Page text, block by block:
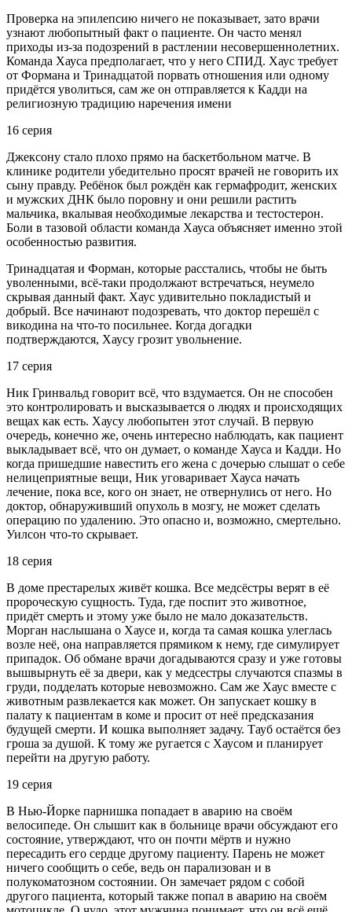
Проверка на эпилепсию ничего не показывает, зато врачи
узнают любопытный факт о пациенте. Он часто менял
приходы из-за подозрений в растлении несовершеннолетних.
Команда Хауса предполагает, что у него СПИД. Хаус требует
от Формана и Тринадцатой порвать отношения или одному
придётся уволиться, сам же он отправляется к Кадди на
религиозную традицию наречения имени
16 серия
Джексону стало плохо прямо на баскетбольном матче. В
клинике родители убедительно просят врачей не говорить их
сыну правду. Ребёнок был рождён как гермафродит, женских
и мужских ДНК было поровну и они решили растить
мальчика, вкалывая необходимые лекарства и тестостерон.
Боли в тазовой области команда Хауса объясняет именно этой
особенностью развития.
Тринадцатая и Форман, которые расстались, чтобы не быть
уволенными, всё-таки продолжают встречаться, неумело
скрывая данный факт. Хаус удивительно покладистый и
добрый. Все начинают подозревать, что доктор перешёл с
викодина на что-то посильнее. Когда догадки
подтверждаются, Хаусу грозит увольнение.
17 серия
Ник Гринвальд говорит всё, что вздумается. Он не способен
это контролировать и высказывается о людях и происходящих
вещах как есть. Хаусу любопытен этот случай. В первую
очередь, конечно же, очень интересно наблюдать, как пациент
выкладывает всё, что он думает, о команде Хауса и Кадди. Но
когда пришедшие навестить его жена с дочерью слышат о себе
нелицеприятные вещи, Ник уговаривает Хауса начать
лечение, пока все, кого он знает, не отвернулись от него. Но
доктор, обнаруживший опухоль в мозгу, не может сделать
операцию по удалению. Это опасно и, возможно, смертельно.
Уилсон что-то скрывает.
18 серия
В доме престарелых живёт кошка. Все медсёстры верят в её
пророческую сущность. Туда, где поспит это животное,
придёт смерть и этому уже было не мало доказательств.
Морган наслышана о Хаусе и, когда та самая кошка улеглась
возле неё, она направляется прямиком к нему, где симулирует
припадок. Об обмане врачи догадываются сразу и уже готовы
вышвырнуть её за двери, как у медсестры случаются спазмы в
груди, подделать которые невозможно. Сам же Хаус вместе с
животным развлекается как может. Он запускает кошку в
палату к пациентам в коме и просит от неё предсказания
будущей смерти. И кошка выполняет задачу. Тауб остаётся без
гроша за душой. К тому же ругается с Хаусом и планирует
перейти на другую работу.
19 серия
В Нью-Йорке парнишка попадает в аварию на своём
велосипеде. Он слышит как в больнице врачи обсуждают его
состояние, утверждают, что он почти мёртв и нужно
пересадить его сердце другому пациенту. Парень не может
ничего сообщить о себе, ведь он парализован и в
полукоматозном состоянии. Он замечает рядом с собой
другого пациента, который также попал в аварию на своём